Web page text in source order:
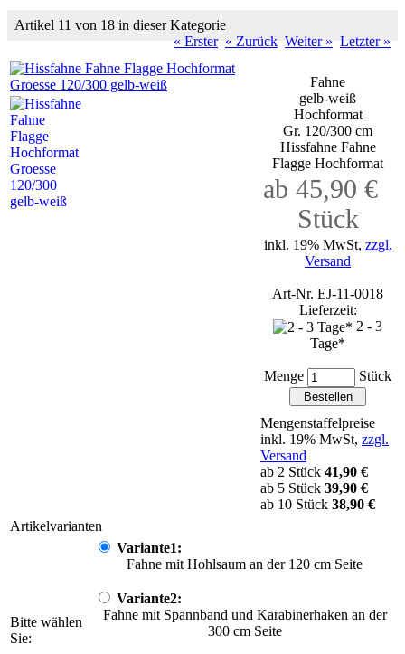
Artikel 11 von 18 in dieser Kategorie
« Erster « Zurück Weiter » Letzter »
Fahne
gelb-weiß
Hochformat
Gr. 120/300 cm
Hissfahne Fahne
Flagge Hochformat
ab 45,90 €
Stück
inkl. 19% MwSt, zzgl.
Versand
Art-Nr. EJ-11-0018
Lieferzeit:
2 - 3
Tage*
Menge Stück
Mengenstaffelpreise
inkl. 19% MwSt, zzgl.
Versand
ab 2 Stück 41,90 €
ab 5 Stück 39,90 €
ab 10 Stück 38,90 €
Artikelvarianten
Bitte wählen
Sie:
Variante1:
Fahne mit Hohlsaum an der 120 cm Seite
Variante2:
Fahne mit Spannband und Karabinerhaken an der
300 cm Seite